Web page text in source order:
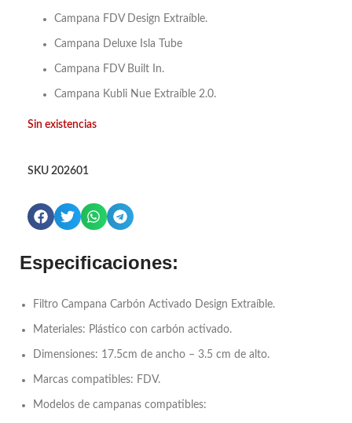
Campana FDV Design Extraíble.
Campana Deluxe Isla Tube
Campana FDV Built In.
Campana Kubli Nue Extraíble 2.0.
Sin existencias
SKU 202601
Especificaciones:
Filtro Campana Carbón Activado Design Extraíble.
Materiales: Plástico con carbón activado.
Dimensiones: 17.5cm de ancho – 3.5 cm de alto.
Marcas compatibles: FDV.
Modelos de campanas compatibles: